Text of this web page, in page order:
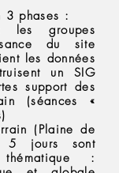
3 phases :
les groupes
du site
les données
un SIG
support des
(séances «
(Plaine de
jours sont
: